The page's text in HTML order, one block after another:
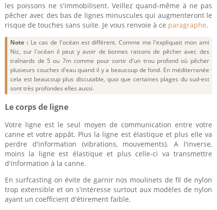
les poissons ne s'immobilisent. Veillez quand-même à ne pas
pêcher avec des bas de lignes minuscules qui augmenteront le
risque de touches sans suite. Je vous renvoie à ce paragraphe.
Note :Le cas de l'océan est différent. Comme me l'expliquait mon ami
Niz, sur l'océan il peut y avoir de bonnes raisons de pêcher avec des
traînards de 5 ou 7m comme pour sortir d'un trou profond où pêcher
plusieurs couches d'eau quand il y a beaucoup de fond. En méditerranée
cela est beaucoup plus discutable, quoi que certaines plages du sud-est
sont très profondes elles aussi.
Le corps de ligne
Votre ligne est le seul moyen de communication entre votre
canne et votre appât. Plus la ligne est élastique et plus elle va
perdre d'information (vibrations, mouvements). A l'inverse,
moins la ligne est élastique et plus celle-ci va transmettre
d'information à la canne.
En surfcasting on évite de garnir nos moulinets de fil de nylon
trop extensible et on s'intéresse surtout aux modèles de nylon
ayant un coefficient d'étirement faible.